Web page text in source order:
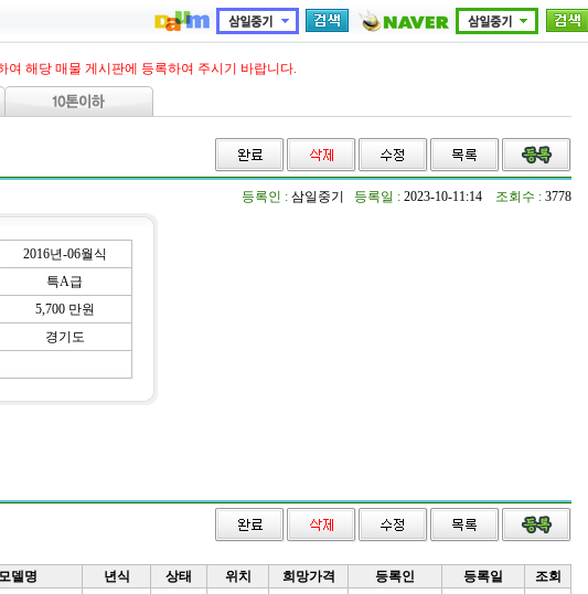
여 해당 매물 게시판에 등록하여 주시기 바랍니다.
등록인 : 삼일중기 등록일 : 2023-10-11:14 조회수 : 3778
2016년-06월식
특A급
5,700 만원
경기도
모델명 년식 상태 위치 희망가격 등록인 등록일
조회